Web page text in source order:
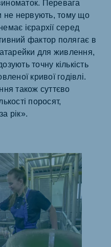
Перевага
не нервують, тому що
ієрархії серед
фактор полягає в
для живлення,
точну кількість
кривої годівлі.
також суттєво
поросят,
рік».